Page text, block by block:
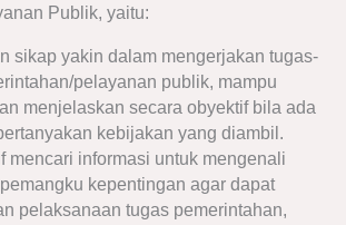
Publik, yaitu:
sikap yakin dalam mengerjakan tugas-
pelayanan publik, mampu
menjelaskan secara obyektif bila ada
kebijakan yang diambil.
mencari informasi untuk mengenali
kepentingan agar dapat
pelaksanaan tugas pemerintahan,